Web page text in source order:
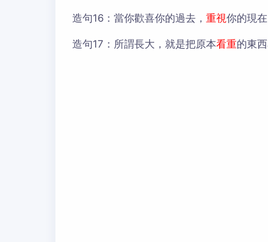
造句16： 當你歡喜你的過去， 重視你的現
造句17： 所謂長大，就是把原本看重的東